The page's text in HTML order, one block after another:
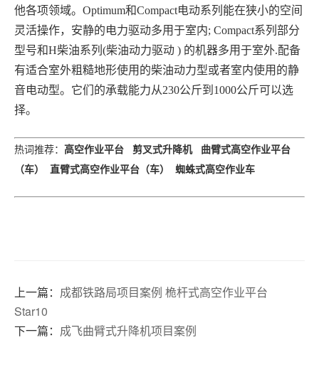
他各项领域。Optimum和Compact电动系列能在狭小的空间
灵活操作，安静的电力驱动多用于室内; Compact系列部分
型号和H柴油系列(柴油动力驱动 ) 的机器多用于室外.配备
有适合室外粗糙地形使用的柴油动力型或者室内使用的静
音电动型。它们的承载能力从230公斤到1000公斤可以选
择。
热词推荐： 高空作业平台 剪叉式升降机
曲臂式高空作业平台
（车）
直臂式高空作业平台（车） 蜘蛛式高空作业车
上一篇： 成都铁路局项目案例 桅杆式高空作业平台
Star10
下一篇： 成飞曲臂式升降机项目案例